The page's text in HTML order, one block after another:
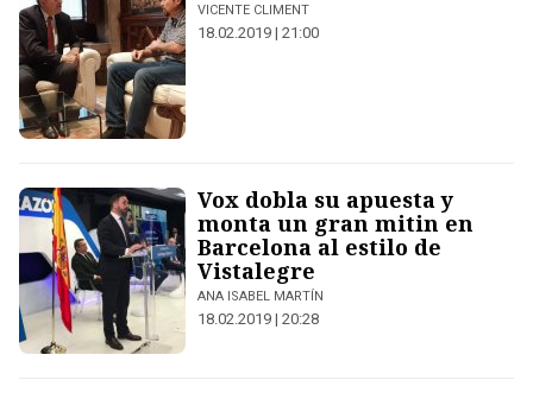
VICENTE CLIMENT
18.02.2019 | 21:00
Vox dobla su apuesta y
monta un gran mitin en
Barcelona al estilo de
Vistalegre
ANA ISABEL MARTÍN
18.02.2019 | 20:28